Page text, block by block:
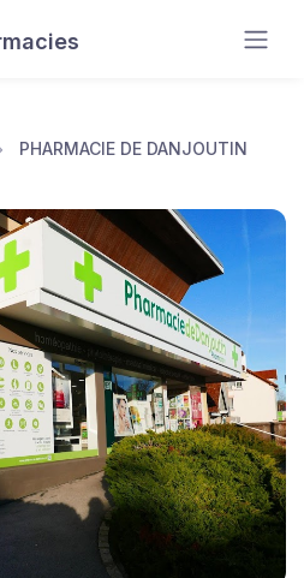
PHARMACIE DE DANJOUTIN